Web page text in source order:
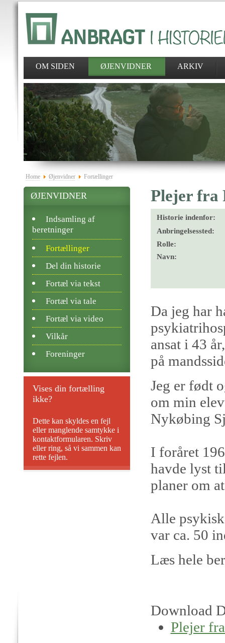
OM SIDEN ØJENVIDNER ARKIV
Home Øjenvidner Fortællinger
Plejer fra
Historie indenfor:
Anbringelsessted:
Rolle:
Navn:
Da jeg har
ansat i 43
på
Jeg er født
om min
Nykøbing
I foråret
havde lyst
planer om
Alle
var ca. 50
Læs hele
Download
Plejer
ØJENVIDNER
Indsamling af
beretninger
Fortællinger
Del din historie
Fortæl via tekst
Fortæl via tale
Fortæl via video
Vilkår
Foreninger
Vises din fortælling
ikke?
Dette kan skyldes en fejl
eller manglende samtykke i
kontaktformularen. Skriv
eller ring, så vi sammen kan
rette fejlen.